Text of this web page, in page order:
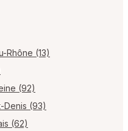
Rhône (13)
(92)
Denis (93)
(62)